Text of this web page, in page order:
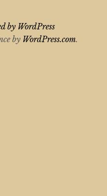
by WordPress
by WordPress.com.